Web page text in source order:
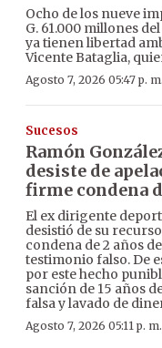
Ocho de los nueve
G. 61.000 millones
ya tienen libertad
Vicente Bataglia,
Agosto 7, 2026 05:47 p. m.
Sucesos
Ramón
desiste de
firme condena
El ex dirigente
desistió de su
condena de 2 años
testimonio falso. De
por este hecho
sanción de 15 años
falsa y lavado de
Agosto 7, 2026 05:11 p. m.